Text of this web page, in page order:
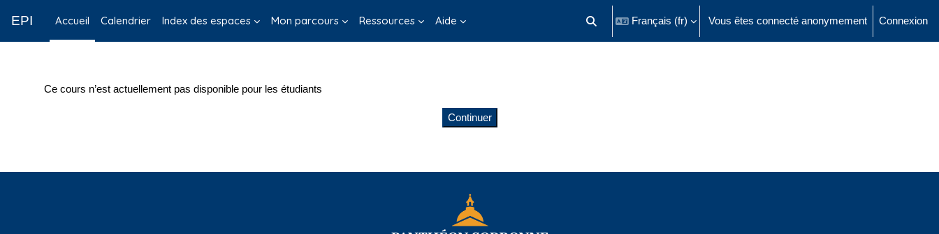
EPI Accueil Calendrier Index des espaces Mon parcours Ressources Aide Activer/désactiver la saisie de recherche
Français ‎(fr)‎ Vous êtes connecté anonymement Connexion
Ce cours n’est actuellement pas disponible pour les étudiants
Continuer